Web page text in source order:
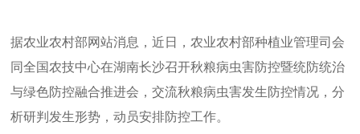
据农业农村部网站消息，近日，农业农村部种植业管理司会
同全国农技中心在湖南长沙召开秋粮病虫害防控暨统防统治
与绿色防控融合推进会，交流秋粮病虫害发生防控情况，分
析研判发生形势，动员安排防控工作。